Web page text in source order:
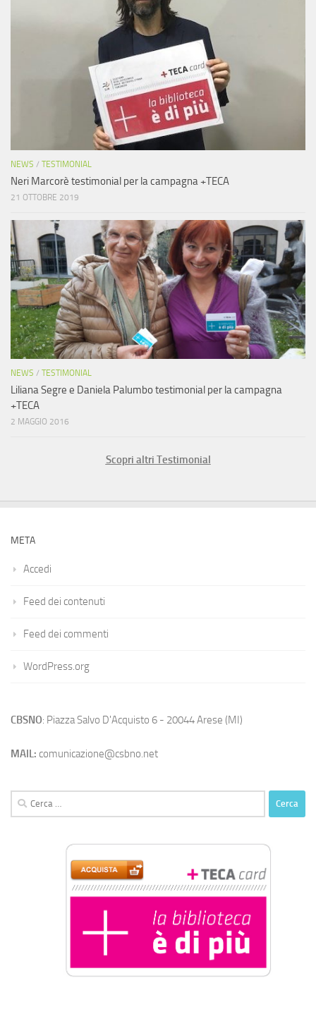
NEWS / TESTIMONIAL
Neri Marcorè testimonial per la campagna +TECA
21 OTTOBRE 2019
NEWS / TESTIMONIAL
Liliana Segre e Daniela Palumbo testimonial per la campagna
+TECA
2 MAGGIO 2016
Scopri altri Testimonial
META
Accedi
Feed dei contenuti
Feed dei commenti
WordPress.org
CBSNO: Piazza Salvo D'Acquisto 6 - 20044 Arese (MI)
MAIL: comunicazione@csbno.net
Ricerca
per: